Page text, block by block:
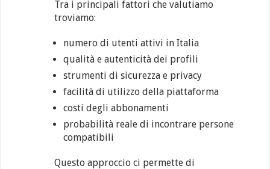
Tra i principali fattori che valutiamo
troviamo:
numero di utenti attivi in Italia
qualità e autenticità dei profili
strumenti di sicurezza e privacy
facilità di utilizzo della piattaforma
costi degli abbonamenti
probabilità reale di incontrare persone
compatibili
Questo approccio ci permette di